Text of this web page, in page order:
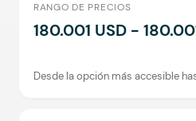
RANGO DE PRECIOS
180.001 USD -
Desde la opción más accesible